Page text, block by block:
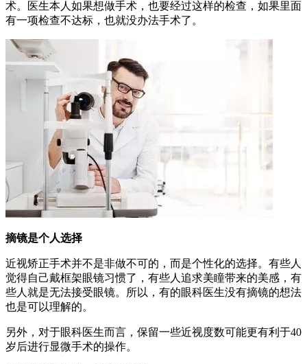
术。医生本人如果想做手术，也要经过这样的检查，如果里面
有一项检查不达标，也就没办法手术了。
摘镜是个人选择
近视矫正手术并不是非做不可的，而是个性化的选择。有些人
觉得自己戴框架眼镜习惯了，有些人追求美瞳带来的美感，有
些人就是无法接受眼镜。所以，有的眼科医生没有摘镜的想法
也是可以理解的。
另外，对于眼科医生而言，保留一些近视度数可能更有利于40
岁后进行显微手术的操作。